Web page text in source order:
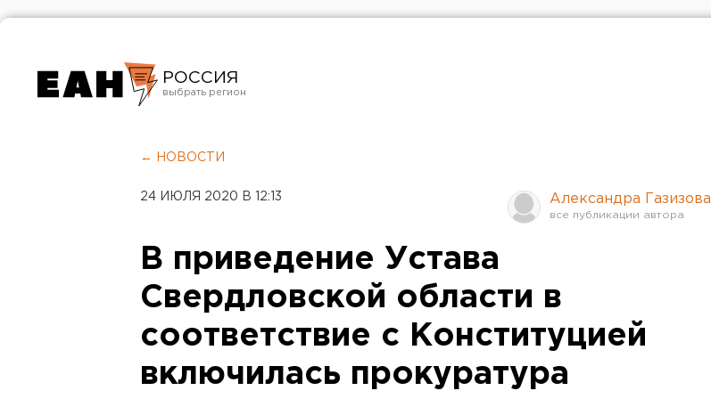
РОССИЯ
Челябинск
← НОВОСТИ
24 ИЮЛЯ 2020 В 12:13 Александра Газизова
В приведение Устава
Свердловской области в
соответствие с Конституцией
включилась прокуратура